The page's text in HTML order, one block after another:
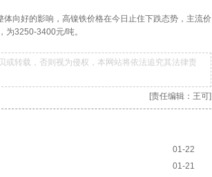
向好的影响，高镍铁价格在今日止住下跌态势，主流价
为3250-3400元/吨。
或转载，否则视为侵权，本网站将依法追究其法律责
[责任编辑：王可]
01-22
01-21